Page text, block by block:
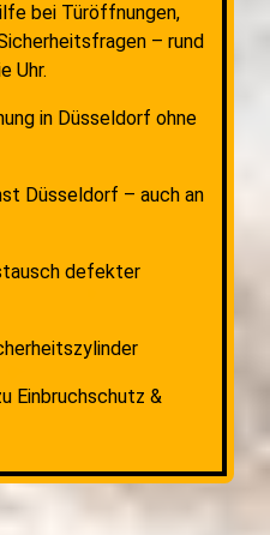
bei Türöffnungen,
– rund
Uhr.
in Düsseldorf ohne
Düsseldorf – auch an
defekter
Einbruchschutz &